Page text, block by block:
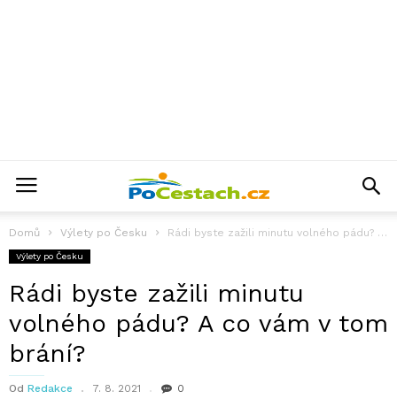
Domů Výlety po Česku Rádi byste zažili minutu volného pádu? A co vám v tom brání?
Výlety po Česku
Rádi byste zažili minutu
volného pádu? A co vám v tom
brání?
Od Redakce 7. 8. 2021 0